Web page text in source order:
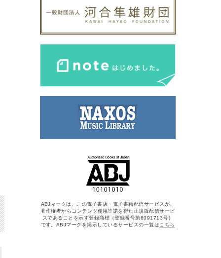
ABJマークは、この電子書店・電子書籍配信サービスが、
著作権者からコンテンツ使用許諾を得た正規版配信サービ
スであることを示す登録商標（登録番号第6091713号）
です。ABJマークを掲示しているサービスの一覧は こちら